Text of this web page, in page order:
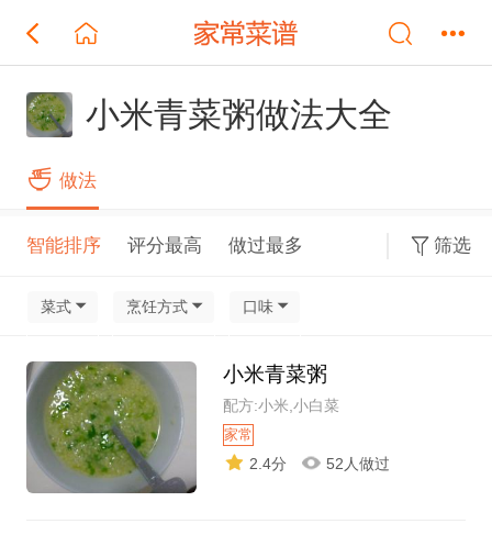
小米青菜粥做法大全
做法
智能排序 评分最高 做过最多 筛选
菜式 烹饪方式 口味
小米青菜粥
配方:小米,小白菜
家常
2.4分 52人做过